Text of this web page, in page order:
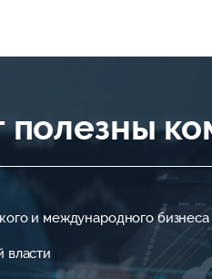
полезны
и международного бизнеса
власти